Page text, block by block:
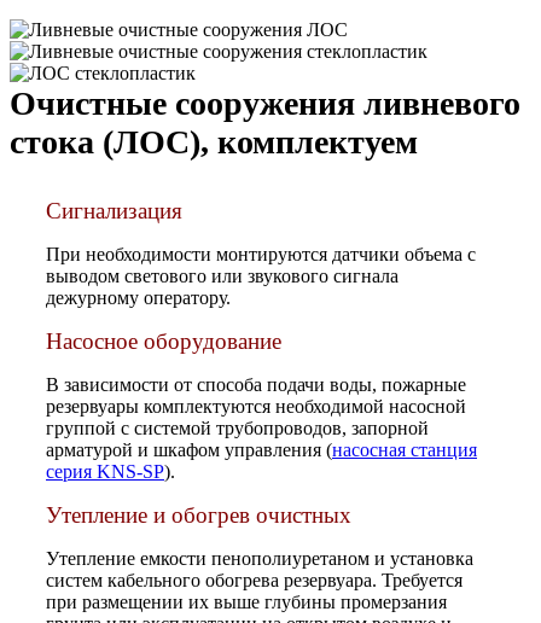
Очистные сооружения ливневого
стока (ЛОС), комплектуем
Сигнализация
При необходимости монтируются датчики объема с
выводом светового или звукового сигнала
дежурному оператору.
Насосное оборудование
В зависимости от способа подачи воды, пожарные
резервуары комплектуются необходимой насосной
группой с системой трубопроводов, запорной
арматурой и шкафом управления (насосная станция
серия KNS-SP).
Утепление и обогрев очистных
Утепление емкости пенополиуретаном и установка
систем кабельного обогрева резервуара. Требуется
при размещении их выше глубины промерзания